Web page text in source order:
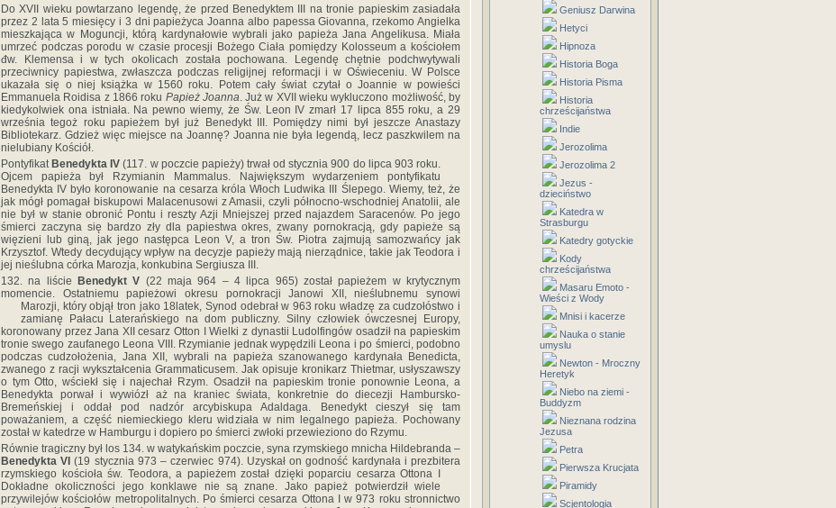
Do XVII wieku powtarzano legendę, że przed Benedyktem III na tronie papieskim zasiadała
przez 2 lata 5 miesięcy i 3 dni papieżyca Joanna albo papessa Giovanna, rzekomo Angielka
mieszkająca w Moguncji, którą kardynałowie wybrali jako papieża Jana Angelikusa. Miała
umrzeć podczas porodu w czasie procesji Bożego Ciała pomiędzy Kolosseum a kościołem
đw. Klemensa i w tych okolicach została pochowana. Legendę chętnie podchwytywali
przeciwnicy papiestwa, zwłaszcza podczas religijnej reformacji i w Oświeceniu. W Polsce
ukazała się o niej książka w 1560 roku. Potem cały świat czytał o Joannie w powieści
Emmanuela Roidisa z 1866 roku Papież Joanna. Już w XVII wieku wykluczono możliwość, by
kiedykolwiek ona istniała. Na pewno wiemy, że Św. Leon IV zmarł 17 lipca 855 roku, a 29
września tegoż roku papieżem był już Benedykt III. Pomiędzy nimi był jeszcze Anastazy
Bibliotekarz. Gdzież więc miejsce na Joannę? Joanna nie była legendą, lecz paszkwilem na
nielubiany Kościół.
Pontyfikat Benedykta IV (117. w poczcie papieży) trwał od stycznia 900 do lipca 903 roku.
Ojcem papieża był Rzymianin Mammalus. Największym wydarzeniem pontyfikatu
Benedykta IV było koronowanie na cesarza króla Włoch Ludwika III Ślepego. Wiemy, też, że
jak mógł pomagał biskupowi Malacenusowi z Amasii, czyli północno-wschodniej Anatolii, ale
nie był w stanie obronić Pontu i reszty Azji Mniejszej przed najazdem Saracenów. Po jego
śmierci zaczyna się bardzo zły dla papiestwa okres, zwany pornokracją, gdy papieże są
więzieni lub giną, jak jego następca Leon V, a tron Św. Piotra zajmują samozwańcy jak
Krzysztof. Wtedy decydujący wpływ na decyzje papieży mają nierządnice, takie jak Teodora i
jej nieślubna córka Marozja, konkubina Sergiusza III.
132. na liście
Benedykt V (22 maja 964 – 4 lipca 965) został papieżem w krytycznym
momencie. Ostatniemu papieżowi okresu pornokracji Janowi XII, nieślubnemu synowi
Marozji, który objął tron jako 18latek, Synod odebrał w 963 roku władzę za cudzołóstwo i
zamianę Pałacu Laterańskiego na dom publiczny. Silny człowiek ówczesnej Europy,
koronowany przez Jana XII cesarz Otton I Wielki z dynastii Ludolfingów osadził na papieskim
tronie swego zaufanego Leona VIII. Rzymianie jednak wypędzili Leona i po śmierci, podobno
podczas cudzołożenia, Jana XII, wybrali na papieża szanowanego kardynała Benedicta,
zwanego z racji wykształcenia Grammaticusem. Jak opisuje kronikarz Thietmar, usłyszawszy
o tym Otto, wściekł się i najechał Rzym. Osadził na papieskim tronie ponownie Leona, a
Benedykta porwał i wywiózł aż na kraniec świata, konkretnie do diecezji Hambursko-
Bremeńskiej i oddał pod nadzór arcybiskupa Adaldaga. Benedykt cieszył się tam
poważaniem, a część niemieckiego kleru widziała w nim legalnego papieża. Pochowany
został w katedrze w Hamburgu i dopiero po śmierci zwłoki przewieziono do Rzymu.
Równie tragiczny był los 134. w watykańskim poczcie, syna rzymskiego mnicha Hildebranda –
Benedykta VI (19 stycznia 973 – czerwiec 974). Uzyskał on godność kardynała i prezbitera
rzymskiego kościoła św. Teodora, a papieżem został dzięki poparciu cesarza Ottona I
Dokładne okoliczności jego konklawe nie są znane. Jako papież potwierdził wiele
przywilejów kościołów metropolitalnych. Po śmierci cesarza Ottona I w 973 roku stronnictwo
Geniusz Darwina
Hetyci
Hipnoza
Historia Boga
Historia Pisma
Historia
chrześcijaństwa
Indie
Jerozolima
Jerozolima 2
Jezus -
dzieciństwo
Katedra w
Strasburgu
Katedry gotyckie
Kody
chrześcijaństwa
Masaru Emoto -
Wieści z Wody
Mnisi i kacerze
Nauka o stanie
umyslu
Newton - Mroczny
Heretyk
Niebo na ziemi -
Buddyzm
Nieznana rodzina
Jezusa
Petra
Pierwsza Krucjata
Piramidy
Scjentologia